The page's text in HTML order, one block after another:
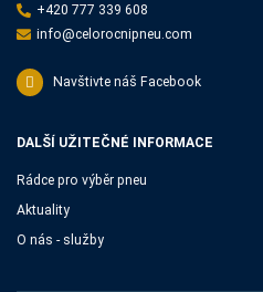
+420 777 339 608
info@celorocnipneu.com
Navštivte náš Facebook
DALŠÍ UŽITEČNÉ INFORMACE
Rádce pro výběr pneu
Aktuality
O nás - služby